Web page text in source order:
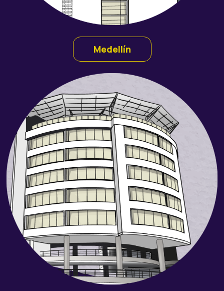
Medellín